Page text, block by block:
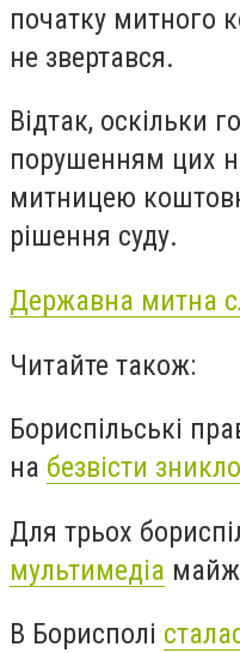
початку митного
не звертався.
Відтак, оскільки
порушенням цих
митницею
рішення суду.
Державна митна
Читайте також:
Бориспільські
на безвісти
Для трьох
мультимедіа
В Борисполі